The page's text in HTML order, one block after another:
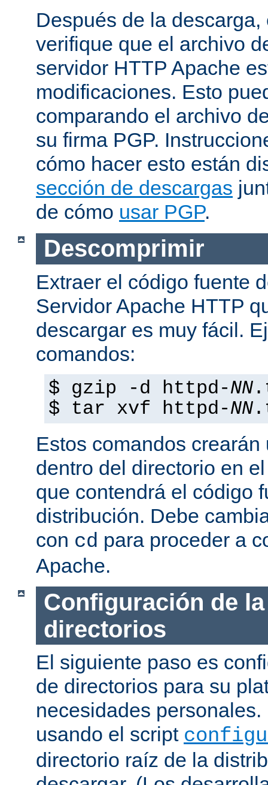
Después de la
verifique que el archivo
servidor HTTP Apache
modificaciones. Esto
comparando el archivo
su firma PGP.
cómo hacer esto están
sección de descargas
de cómo usar PGP.
Descomprimir
Extraer el código fuente
Servidor Apache HTTP
descargar es muy fácil.
comandos:
$ gzip -d httpd-NN
$ tar xvf httpd-NN
Estos comandos
dentro del directorio en
que contendrá el código
distribución. Debe
con cd para proceder a
Apache.
Configuración de
directorios
El siguiente paso es
de directorios para su
necesidades
usando el script
directorio raíz de la